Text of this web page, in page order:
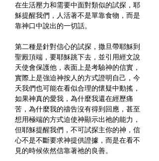
在生活壓力和需要中面對類似的試探，耶
穌提醒我們，人活著不是單靠食物，而是
靠神口中說出的一切話。
第二種是針對信心的試探，撒旦帶耶穌到
聖殿頂端，要耶穌跳下去，並引用經文說
天使會保護他，表面上是考驗神的信實，
實際上是強迫神按人的方式證明自己，今
天我們也可能在看似合理的懷疑中動搖，
如果神真的愛我，為什麼我還在經歷痛
苦，為什麼我的禱告沒有得到回應，甚至
想用極端的方式迫使神顯示出祂的能力，
但耶穌提醒我們，不可試探主你的神，信
心不是不斷要求神提供證據，而是在看不
見的時候依然信靠著祂的良善。